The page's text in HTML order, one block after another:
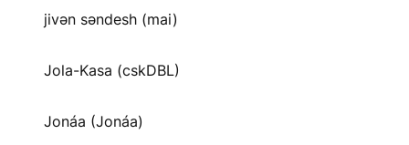
jivən səndesh (mai)
Jola-Kasa (cskDBL)
Jonáa (Jonáa)